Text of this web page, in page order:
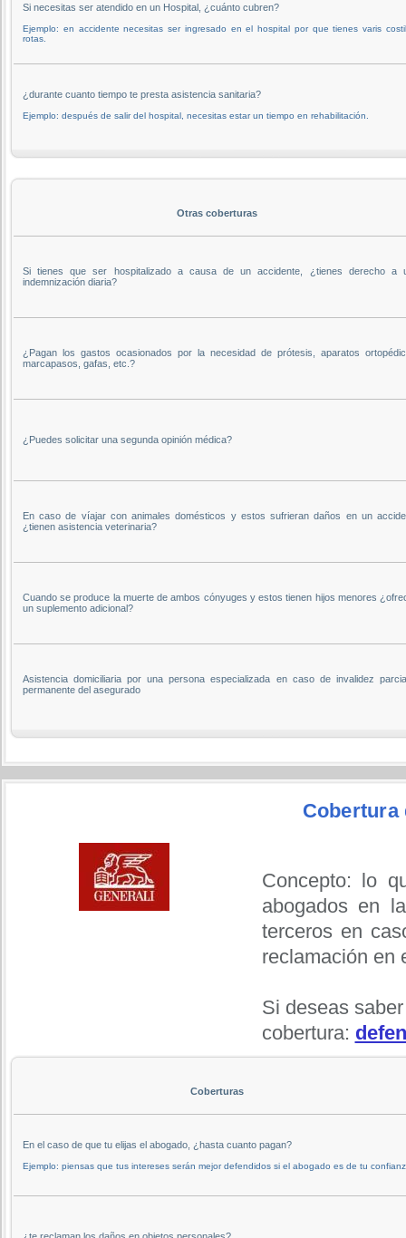
Si necesitas ser atendido en un Hospital, ¿cuánto cubren?
Ejemplo: en accidente necesitas ser ingresado en el hospital por que tienes varis
rotas.
¿durante cuanto tiempo te presta asistencia sanitaria?
Ejemplo: después de salir del hospital, necesitas estar un tiempo en rehabilitación.
Otras coberturas
Si tienes que ser hospitalizado a causa de un accidente, ¿tienes derecho a
indemnización diaria?
¿Pagan los gastos ocasionados por la necesidad de prótesis, aparatos
marcapasos, gafas, etc.?
¿Puedes solicitar una segunda opinión médica?
En caso de víajar con animales domésticos y estos sufrieran daños en un
¿tienen asistencia veterinaria?
Cuando se produce la muerte de ambos cónyuges y estos tienen hijos menores
un suplemento adicional?
Asistencia domiciliaria por una persona especializada en caso de invalidez
permanente del asegurado
Cobertura
Concepto: lo
abogados en
terceros en
reclamación en
Si deseas
cobertura:
Coberturas
En el caso de que tu elijas el abogado, ¿hasta cuanto pagan?
Ejemplo: piensas que tus intereses serán mejor defendidos si el abogado es de tu